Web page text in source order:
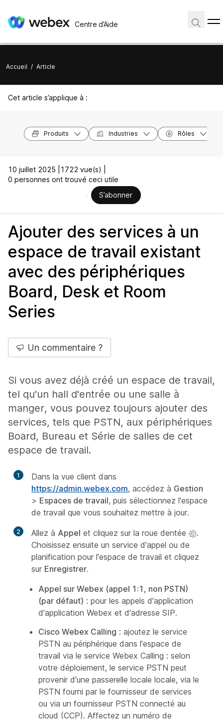
Centre d’Aide
Accueil / Article
Cet article s’applique à :
Produits Industries Rôles
10 juillet 2025 |
1722 vue(s) |
0 personnes ont trouvé ceci utile
S’abonner
Ajouter des services à un
espace de travail existant
avec des périphériques
Board, Desk et Room
Series
Un commentaire ?
Si vous avez déjà créé un espace de travail,
tel qu'un hall d'entrée ou une salle à
manger, vous pouvez toujours ajouter des
services, tels que PSTN, aux périphériques
Board, Bureau et Série de salles de cet
espace de travail.
1
Dans la vue client dans
https://admin.webex.com, accédez à Gestion
> Espaces de travail, puis sélectionnez l'espace
de travail que vous souhaitez mettre à jour.
2 Allez à Appel et cliquez sur la roue dentée
.
Choisissez ensuite un service d'appel ou de
planification pour l'espace de travail et cliquez
sur Enregistrer.
Appel sur Webex (appel 1:1, non PSTN)
(par défaut) : pour les appels d'application
d'application Webex et d'adresse SIP.
Cisco Webex Calling : ajoutez le service
PSTN au périphérique dans l'espace de
travail via le service Webex Calling : selon
votre déploiement, le service PSTN peut
provenir d'une passerelle locale locale, via le
PSTN fourni par le fournisseur de services
ou via un fournisseur PSTN connecté au
cloud (CCP). Affectez un numéro de